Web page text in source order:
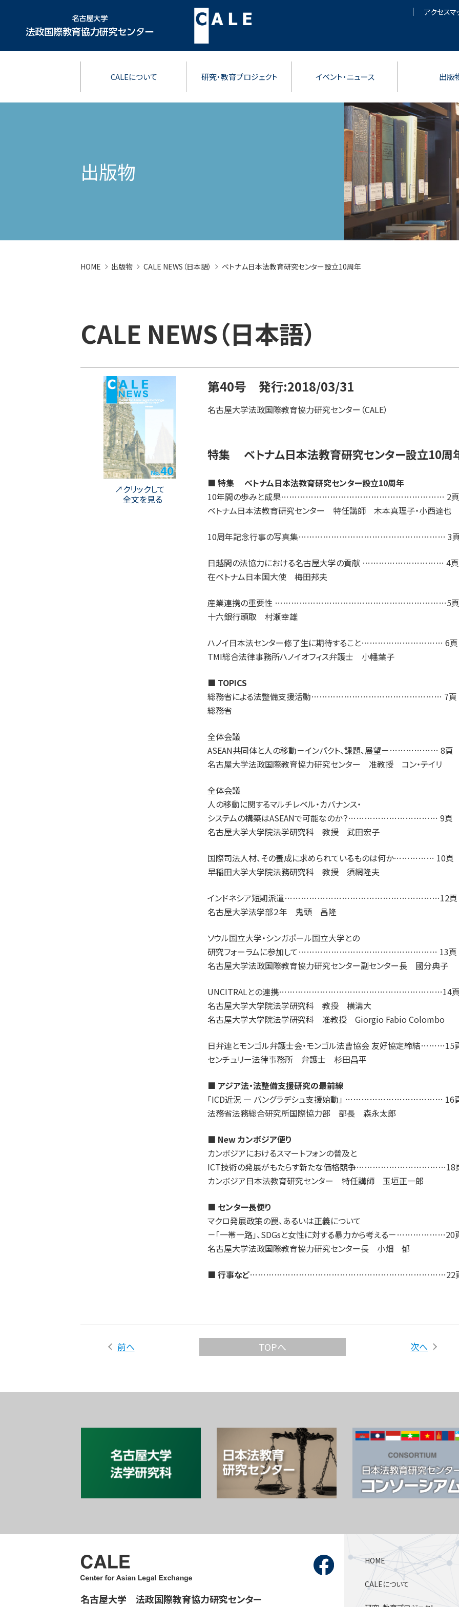
CALEについて 研究・教育プロジェクト イベント・ニュース 出版
アクセスマ
出版物
HOME 出版物 CALE NEWS（日本語） ベトナム日本法教育研究センター設立10周年
CALE NEWS（日本語）
クリックして
全文を見る
第40号 発行:2018/03/31
名古屋大学法政国際教育協力研究センター（CALE）
特集 ベトナム日本法教育研究センター設立10周
■ 特集 ベトナム日本法教育研究センター設立10周年
10年間の歩みと成果…………………………………………………… 2頁
ベトナム日本法教育研究センター 特任講師 木本真理子・小西達也
10周年記念行事の写真集……………………………………………… 3
日越間の法協力における名古屋大学の貢献 ………………………… 4頁
在ベトナム日本国大使 梅田邦夫
産業連携の重要性 ………………………………………………………5頁
十六銀行頭取 村瀬幸雄
ハノイ日本法センター修了生に期待すること………………………… 6頁
TMI総合法律事務所ハノイオフィス弁護士 小幡葉子
■ TOPICS
総務省による法整備支援活動………………………………………… 7頁
総務省
全体会議
ASEAN共同体と人の移動－インパクト、課題、展望－……………… 8頁
名古屋大学法政国際教育協力研究センター 准教授 コン・テイリ
全体会議
人の移動に関するマルチレベル・カバナンス・
システムの構築はASEANで可能なのか？…………………………… 9頁
名古屋大学大学院法学研究科 教授 武田宏子
国際司法人材、その養成に求められているものは何か…………… 10頁
早稲田大学大学院法務研究科 教授 須網隆夫
インドネシア短期派遣…………………………………………………12頁
名古屋大学法学部２年 鬼頭 昌隆
ソウル国立大学・シンガポール国立大学との
研究フォーラムに参加して…………………………………………… 13頁
名古屋大学法政国際教育協力研究センター副センター長 國分典子
UNCITRALとの連携……………………………………………………14頁
名古屋大学大学院法学研究科 教授 横溝大
名古屋大学大学院法学研究科 准教授 Giorgio Fabio Colombo
日弁連とモンゴル弁護士会・モンゴル法曹協会 友好協定締結………15
センチュリー法律事務所 弁護士 杉田昌平
■ アジア法・法整備支援研究の最前線
「ICD近況 ― バングラデシュ支援始動」 ……………………………… 16
法務省法務総合研究所国際協力部 部長 森永太郎
■ New カンボジア便り
カンボジアにおけるスマートフォンの普及と
ICT技術の発展がもたらす新たな価格競争……………………………18
カンボジア日本法教育研究センター 特任講師 玉垣正一郎
■ センター長便り
マクロ発展政策の罠、あるいは正義について
－「一帯一路」、SDGsと女性に対する暴力から考える－………………20
名古屋大学法政国際教育協力研究センター長 小畑 郁
■ 行事など………………………………………………………………22
前へ TOPへ 次へ
HOME
CALEについて
名古屋大学 法政国際教育協力研究センター